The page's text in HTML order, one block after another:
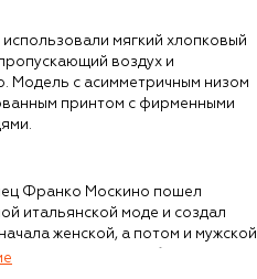
мягкий хлопковый
воздух и
Модель с асимметричным низом
принтом с фирменными
Франко Москино пошел
итальянской моде и создал
женской, а потом и мужской
которого была